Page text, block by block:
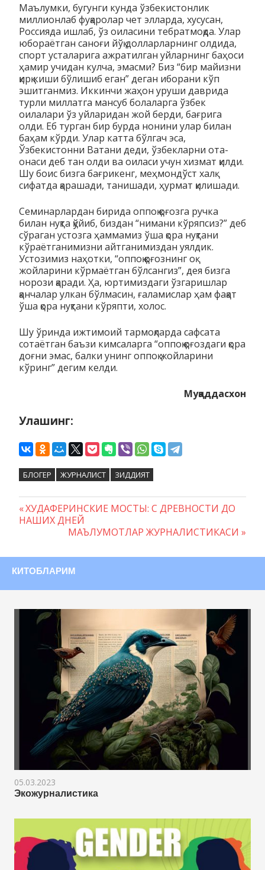
Маълумки, бугунги кунда ўзбекистонлик
миллионлаб фуқаролар чет элларда, хусусан,
Россияда ишлаб, ўз оиласини тебратмоқда. Улар
юбораётган саноғи йўқ долларларнинг олдида,
спорт усталарига ажратилган уйларнинг баҳоси
ҳамир учидан кулча, эмасми? Биз “бир майизни
қирқ киши бўлишиб еган” деган иборани кўп
эшитганмиз. Иккинчи жаҳон уруши даврида
турли миллатга мансуб болаларга ўзбек
оилалари ўз уйларидан жой берди, бағрига
олди. Еб турган бир бурда нонини улар билан
баҳам кўрди. Улар катта бўлгач эса,
Ўзбекистонни Ватани деди, ўзбекларни ота-
онаси деб тан олди ва оиласи учун хизмат қилди.
Шу боис бизга бағрикенг, меҳмондўст халқ
сифатда қарашади, танишади, ҳурмат қилишади.
Семинарлардан бирида оппоқ қоғозга ручка
билан нуқта қўйиб, биздан “нимани кўряпсиз?” деб
сўраган устозга ҳаммамиз ўша қора нуқтани
кўраётганимизни айтганимиздан уялдик.
Устозимиз наҳотки, “оппоқ қоғознинг оқ
жойларини кўрмаётган бўлсангиз”, дея бизга
норози қаради. Ҳа, юртимиздаги ўзгаришлар
қанчалар улкан бўлмасин, ғаламислар ҳам фақат
ўша қора нуқтани кўряпти, холос.
Шу ўринда ижтимоий тармоқларда сафсата
сотаётган баъзи кимсаларга “оппоқ қоғоздаги қора
доғни эмас, балки унинг оппоқ жойларини
кўринг” дегим келди.
Муқаддасхон
Улашинг:
БЛОГЕР ЖУРНАЛИСТ ЗИДДИЯТ
Навигация
записям
Предыдущая
запись:
ХУДАФЕРИНСКИЕ МОСТЫ: С ДРЕВНОСТИ ДО
НАШИХ ДНЕЙ
Следующая
МАЪЛУМОТЛАР ЖУРНАЛИСТИКАСИ
КИТОБЛАРИМ
05.03.2023
Экожурналистика